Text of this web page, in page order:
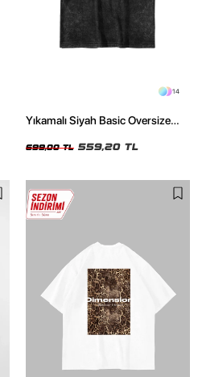
14
Yıkamalı Siyah Basic Oversize
699,00 TL 559,20 TL